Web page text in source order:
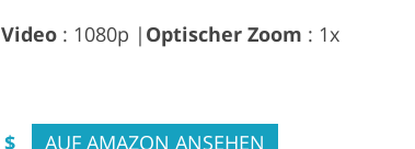
Video : 1080p | Optischer Zoom : 1x
$ AUF AMAZON ANSEHEN